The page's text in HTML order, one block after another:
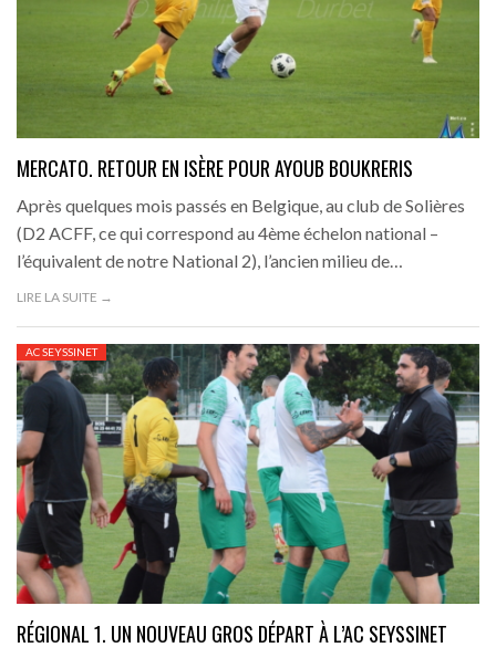
MERCATO. RETOUR EN ISÈRE POUR AYOUB BOUKRERIS
Après quelques mois passés en Belgique, au club de Solières
(D2 ACFF, ce qui correspond au 4ème échelon national –
l’équivalent de notre National 2), l’ancien milieu de…
LIRE LA SUITE →
AC SEYSSINET
RÉGIONAL 1. UN NOUVEAU GROS DÉPART À L’AC SEYSSINET